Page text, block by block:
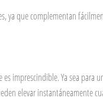
ya que complementan
es imprescindible. Ya sea
elevar instantáneamente